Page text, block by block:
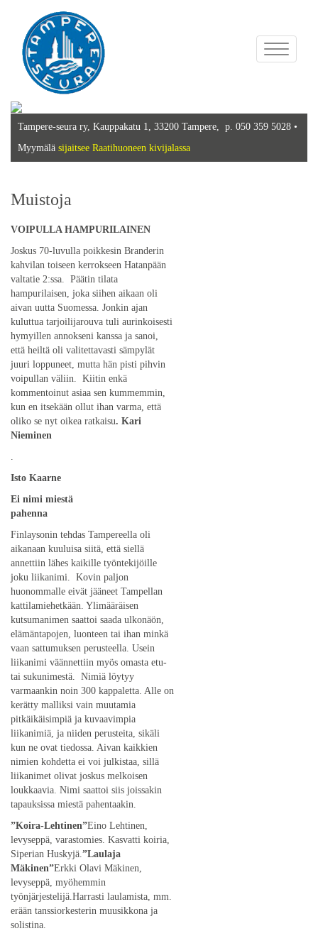
Toggle
navigation
Tampere-seura ry, Kauppakatu 1, 33200 Tampere, p. 050 359 5028 •
Myymälä sijaitsee Raatihuoneen kivijalassa
Muistoja
VOIPULLA HAMPURILAINEN
Joskus 70-luvulla poikkesin Branderin
kahvilan toiseen kerrokseen Hatanpään
valtatie 2:ssa. Päätin tilata
hampurilaisen, joka siihen aikaan oli
aivan uutta Suomessa. Jonkin ajan
kuluttua tarjoilijarouva tuli aurinkoisesti
hymyillen annokseni kanssa ja sanoi,
että heiltä oli valitettavasti sämpylät
juuri loppuneet, mutta hän pisti pihvin
voipullan väliin. Kiitin enkä
kommentoinut asiaa sen kummemmin,
kun en itsekään ollut ihan varma, että
oliko se nyt oikea ratkaisu. Kari
Nieminen
.
Isto Kaarne
Ei nimi miestä
pahenna
Finlaysonin tehdas Tampereella oli
aikanaan kuuluisa siitä, että siellä
annettiin lähes kaikille työntekijöille
joku liikanimi. Kovin paljon
huonommalle eivät jääneet Tampellan
kattilamiehetkään. Ylimääräisen
kutsumanimen saattoi saada ulkonäön,
elämäntapojen, luonteen tai ihan minkä
vaan sattumuksen perusteella. Usein
liikanimi väännettiin myös omasta etu-
tai sukunimestä. Nimiä löytyy
varmaankin noin 300 kappaletta. Alle on
kerätty malliksi vain muutamia
pitkäikäisimpiä ja kuvaavimpia
liikanimiä, ja niiden perusteita, sikäli
kun ne ovat tiedossa. Aivan kaikkien
nimien kohdetta ei voi julkistaa, sillä
liikanimet olivat joskus melkoisen
loukkaavia. Nimi saattoi siis joissakin
tapauksissa miestä pahentaakin.
”Koira-Lehtinen”Eino Lehtinen,
levyseppä, varastomies. Kasvatti koiria,
Siperian Huskyjä.”Laulaja
Mäkinen”Erkki Olavi Mäkinen,
levyseppä, myöhemmin
työnjärjestelijä.Harrasti laulamista, mm.
erään tanssiorkesterin muusikkona ja
solistina.